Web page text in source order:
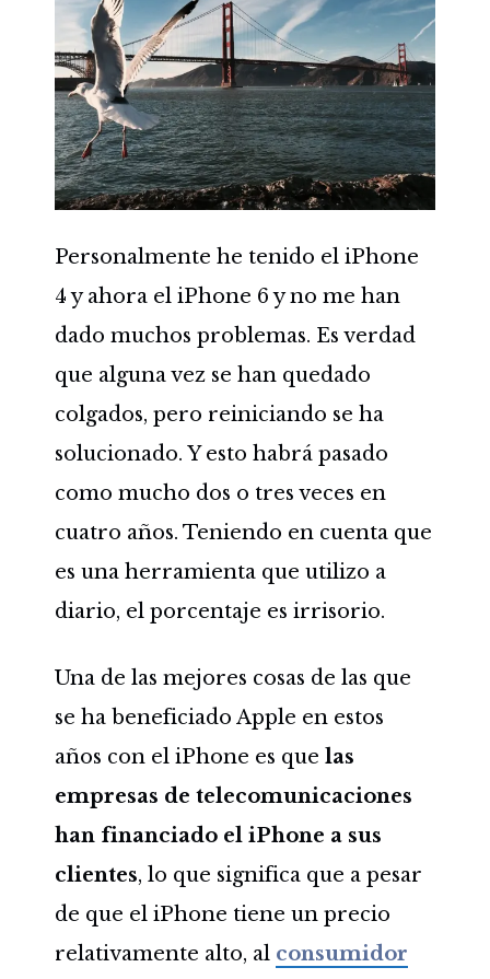
Personalmente he tenido el iPhone
4 y ahora el iPhone 6 y no me han
dado muchos problemas. Es verdad
que alguna vez se han quedado
colgados, pero reiniciando se ha
solucionado. Y esto habrá pasado
como mucho dos o tres veces en
cuatro años. Teniendo en cuenta que
es una herramienta que utilizo a
diario, el porcentaje es irrisorio.
Una de las mejores cosas de las que
se ha beneficiado Apple en estos
años con el iPhone es que las
empresas de telecomunicaciones
han financiado el iPhone a sus
clientes, lo que significa que a pesar
de que el iPhone tiene un precio
relativamente alto, al consumidor